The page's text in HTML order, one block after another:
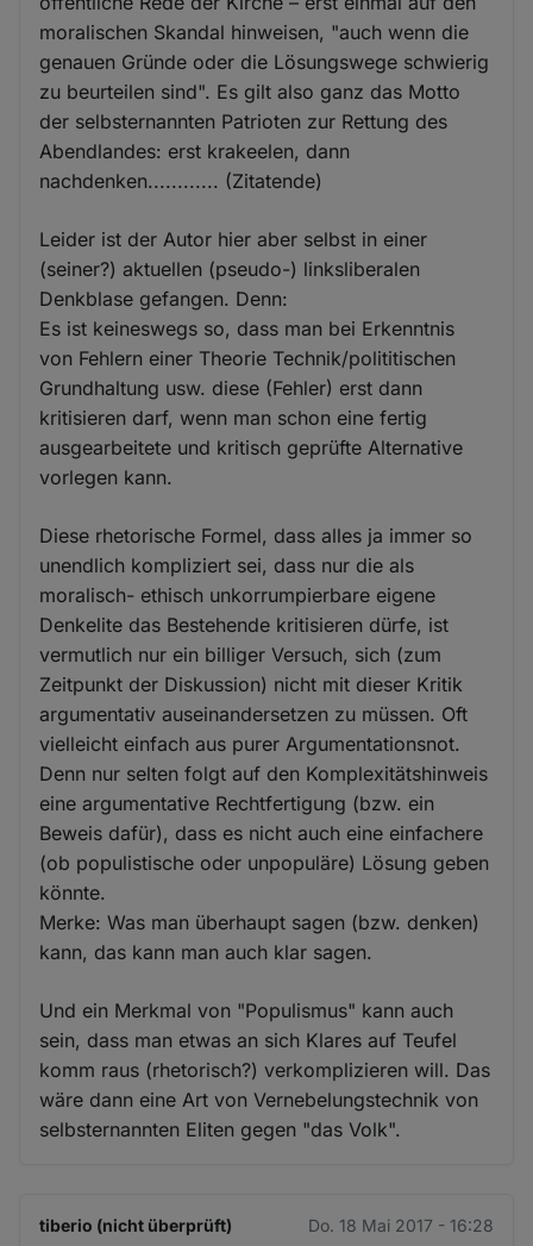
moralischen Skandal hinweisen, "auch wenn die
genauen Gründe oder die Lösungswege schwierig
zu beurteilen sind". Es gilt also ganz das Motto
der selbsternannten Patrioten zur Rettung des
Abendlandes: erst krakeelen, dann
nachdenken............ (Zitatende)
Leider ist der Autor hier aber selbst in einer
(seiner?) aktuellen (pseudo-) linksliberalen
Denkblase gefangen. Denn:
Es ist keineswegs so, dass man bei Erkenntnis
von Fehlern einer Theorie Technik/polititischen
Grundhaltung usw. diese (Fehler) erst dann
kritisieren darf, wenn man schon eine fertig
ausgearbeitete und kritisch geprüfte Alternative
vorlegen kann.
Diese rhetorische Formel, dass alles ja immer so
unendlich kompliziert sei, dass nur die als
moralisch- ethisch unkorrumpierbare eigene
Denkelite das Bestehende kritisieren dürfe, ist
vermutlich nur ein billiger Versuch, sich (zum
Zeitpunkt der Diskussion) nicht mit dieser Kritik
argumentativ auseinandersetzen zu müssen. Oft
vielleicht einfach aus purer Argumentationsnot.
Denn nur selten folgt auf den Komplexitätshinweis
eine argumentative Rechtfertigung (bzw. ein
Beweis dafür), dass es nicht auch eine einfachere
(ob populistische oder unpopuläre) Lösung geben
könnte.
Merke: Was man überhaupt sagen (bzw. denken)
kann, das kann man auch klar sagen.
Und ein Merkmal von "Populismus" kann auch
sein, dass man etwas an sich Klares auf Teufel
komm raus (rhetorisch?) verkomplizieren will. Das
wäre dann eine Art von Vernebelungstechnik von
selbsternannten Eliten gegen "das Volk".
tiberio (nicht überprüft) Do. 18 Mai 2017 - 16:28